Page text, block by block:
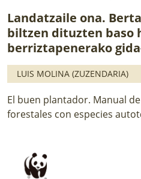
Landatzaile ona.
biltzen dituzten baso
berriztapenerako
LUIS MOLINA (ZUZENDARIA)
El buen plantador. Manual
forestales con especies